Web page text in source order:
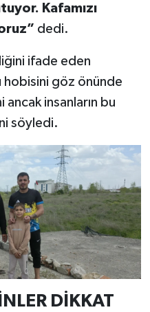
Kafamızı
dedi.
ifade eden
hobisini göz önünde
insanların bu
söyledi.
DİKKAT